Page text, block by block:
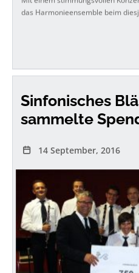
das Harmonieensemble beim
Sinfonisches
sammelte
14 September, 2016